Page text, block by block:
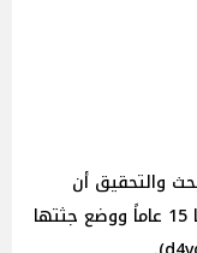
والتحقيق أن
شخصاً ما قتل فتاة مراهقة تبلغ من عمرها 15 عاماً ووضع جثتها